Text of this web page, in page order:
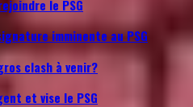
le PSG
imminente au PSG
clash à venir?
et vise le PSG